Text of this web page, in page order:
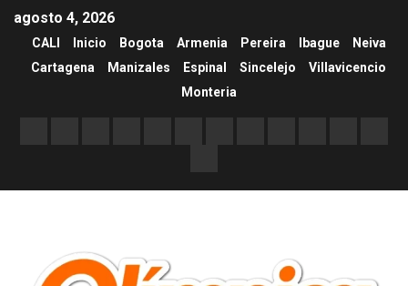
agosto 4, 2026
CALI Inicio Bogota Armenia Pereira Ibague
Neiva
Cartagena
Manizales Espinal Sincelejo
Villavicencio
Monteria